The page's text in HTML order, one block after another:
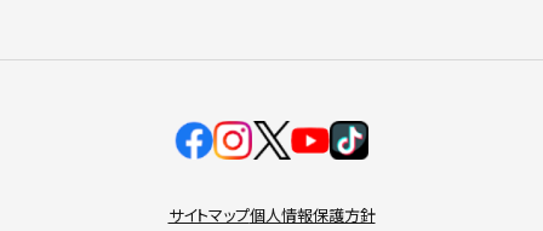
サイトマップ個人情報保護方針